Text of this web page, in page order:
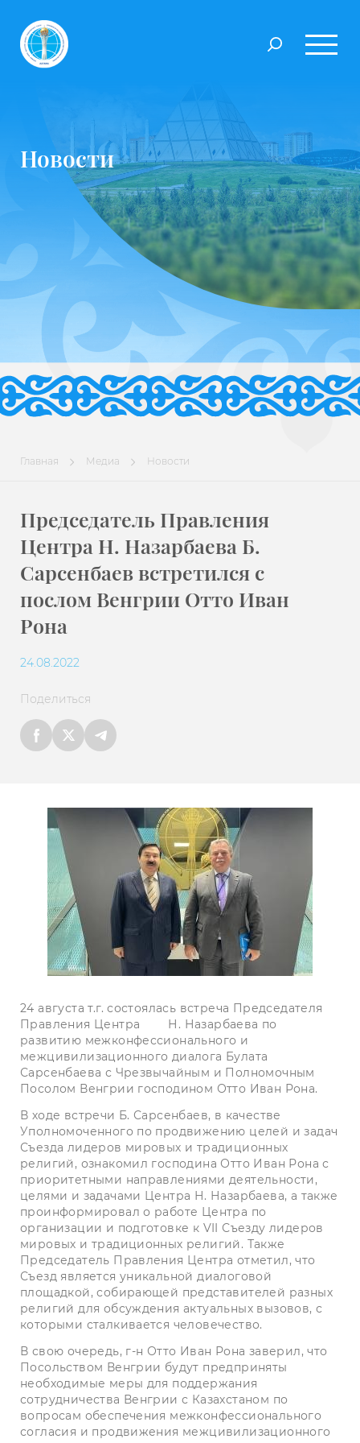
Новости
Главная Медиа Новости
Председатель Правления
Центра Н. Назарбаева Б.
Сарсенбаев встретился с
послом Венгрии Отто Иван
Рона
24.08.2022
Поделиться
24 августа т.г. состоялась встреча Председателя
Правления Центра Н. Назарбаева по
развитию межконфессионального и
межцивилизационного диалога Булата
Сарсенбаева с Чрезвычайным и Полномочным
Посолом Венгрии господином Отто Иван Рона.
В ходе встречи Б. Сарсенбаев, в качестве
Уполномоченного по продвижению целей и задач
Съезда лидеров мировых и традиционных
религий, ознакомил господина Отто Иван Рона с
приоритетными направлениями деятельности,
целями и задачами Центра Н. Назарбаева, а также
проинформировал о работе Центра по
организации и подготовке к VII Съезду лидеров
мировых и традиционных религий. Также
Председатель Правления Центра отметил, что
Съезд является уникальной диалоговой
площадкой, собирающей представителей разных
религий для обсуждения актуальных вызовов, с
которыми сталкивается человечество.
В свою очередь, г-н Отто Иван Рона заверил, что
Посольством Венгрии будут предприняты
необходимые меры для поддержания
сотрудничества Венгрии с Казахстаном по
вопросам обеспечения межконфессионального
согласия и продвижения межцивилизационного